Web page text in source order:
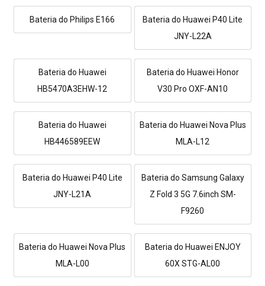
Bateria do Philips E166
Bateria do Huawei P40 Lite
JNY-L22A
Bateria do Huawei
HB5470A3EHW-12
Bateria do Huawei Honor
V30 Pro OXF-AN10
Bateria do Huawei
HB446589EEW
Bateria do Huawei Nova Plus
MLA-L12
Bateria do Huawei P40 Lite
JNY-L21A
Bateria do Samsung Galaxy
Z Fold 3 5G 7.6inch SM-
F9260
Bateria do Huawei Nova Plus
MLA-L00
Bateria do Huawei ENJOY
60X STG-AL00